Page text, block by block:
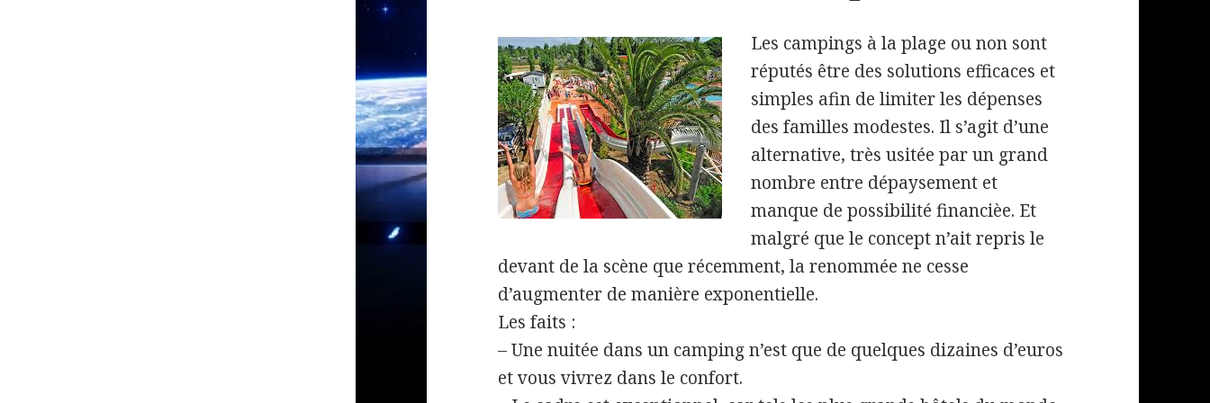
Les campings à la plage ou non sont
réputés être des solutions efficaces et
simples afin de limiter les dépenses
des familles modestes. Il s’agit d’une
alternative, très usitée par un grand
nombre entre dépaysement et
manque de possibilité financièe. Et
malgré que le concept n’ait repris le
devant de la scène que récemment, la renommée ne cesse
d’augmenter de manière exponentielle.
Les faits :
– Une nuitée dans un camping n’est que de quelques dizaines d’euros
et vous vivrez dans le confort.